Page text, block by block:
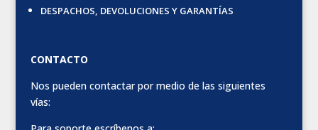
DESPACHOS, DEVOLUCIONES Y GARANTÍAS
CONTACTO
Nos pueden contactar por medio de las siguientes
vías: